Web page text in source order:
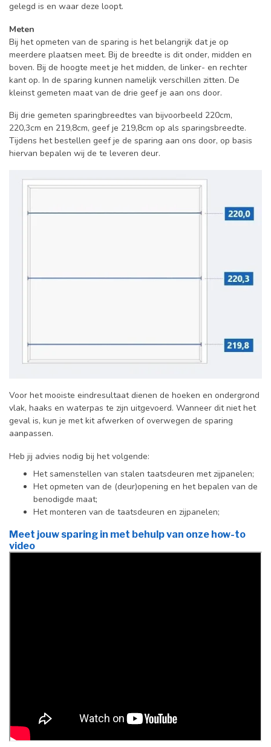
gelegd is en waar deze loopt.
Meten
Bij het opmeten van de sparing is het belangrijk dat je op
meerdere plaatsen meet. Bij de breedte is dit onder, midden en
boven. Bij de hoogte meet je het midden, de linker- en rechter
kant op. In de sparing kunnen namelijk verschillen zitten. De
kleinst gemeten maat van de drie geef je aan ons door.
Bij drie gemeten sparingbreedtes van bijvoorbeeld 220cm,
220,3cm en 219,8cm, geef je 219,8cm op als sparingsbreedte.
Tijdens het bestellen geef je de sparing aan ons door, op basis
hiervan bepalen wij de te leveren deur.
Voor het mooiste eindresultaat dienen de hoeken en ondergrond
vlak, haaks en waterpas te zijn uitgevoerd. Wanneer dit niet het
geval is, kun je met kit afwerken of overwegen de sparing
aanpassen.
Heb jij advies nodig bij het volgende:
Het samenstellen van stalen taatsdeuren met zijpanelen;
Het opmeten van de (deur)opening en het bepalen van de
benodigde maat;
Het monteren van de taatsdeuren en zijpanelen;
Meet jouw sparing in met behulp van onze how-to
video